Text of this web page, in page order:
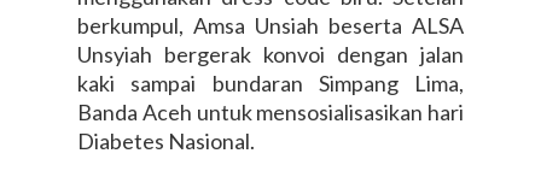
berkumpul, Amsa Unsiah beserta ALSA
Unsyiah bergerak konvoi dengan jalan
kaki sampai bundaran Simpang Lima,
Banda Aceh untuk mensosialisasikan hari
Diabetes Nasional.